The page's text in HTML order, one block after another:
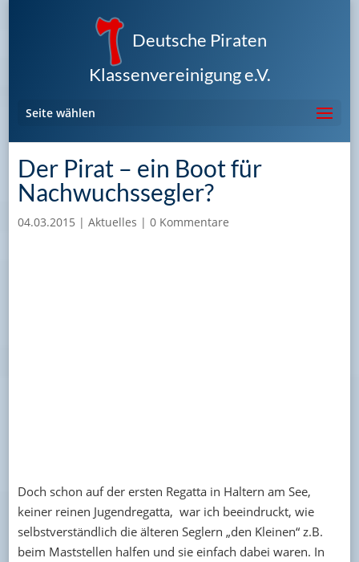
Deutsche Piraten
Klassenvereinigung e.V.
Seite wählen
Der Pirat – ein Boot für
Nachwuchssegler?
04.03.2015 | Aktuelles | 0 Kommentare
Doch schon auf der ersten Regatta in Haltern am See,
keiner reinen Jugendregatta, war ich beeindruckt, wie
selbstverständlich die älteren Seglern „den Kleinen“ z.B.
beim Maststellen halfen und sie einfach dabei waren. In